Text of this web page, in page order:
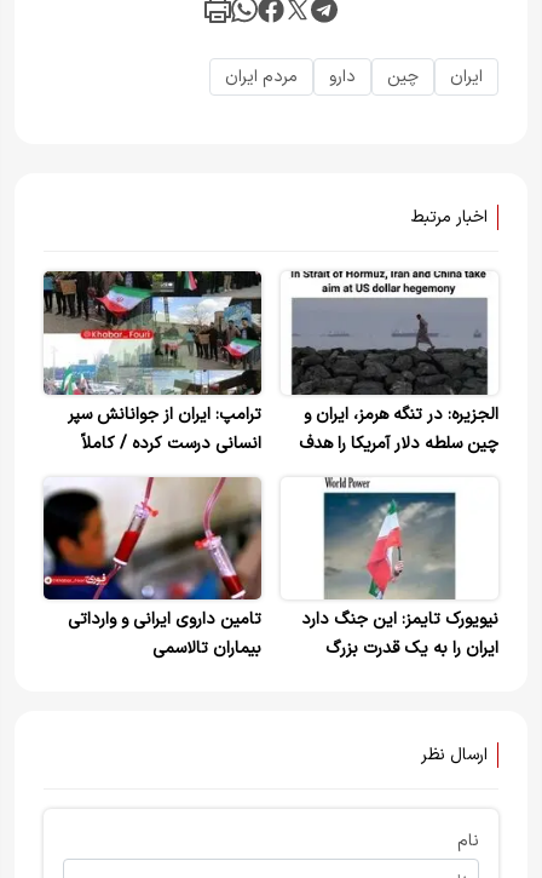
ایران چین دارو مردم ایران
اخبار مرتبط
الجزیره: در تنگه هرمز، ایران و
چین سلطه دلار آمریکا را هدف
ترامپ: ایران از جوانانش سپر
انسانی درست کرده / کاملاً
غیرقانونی است!
نیویورک تایمز: این جنگ دارد
ایران را به یک قدرت بزرگ
تامین داروی ایرانی و وارداتی
بیماران تالاسمی
ارسال نظر
نام